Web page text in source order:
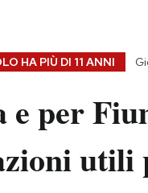
HA PIÙ DI 11 ANNI
e per
utili